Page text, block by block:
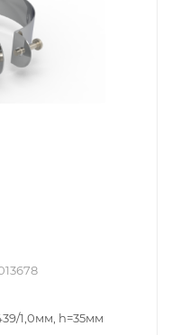
1,0мм, h=35мм